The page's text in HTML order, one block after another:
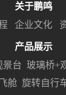
关于鹏鸣
企业文化
产品展示
景台 玻璃桥+
舱 旋转自行